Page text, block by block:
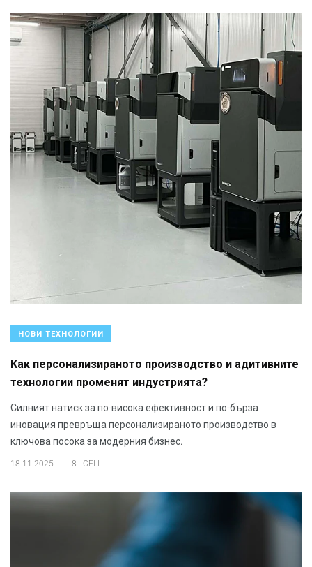
НОВИ ТЕХНОЛОГИИ
Как персонализираното производство и адитивните
технологии променят индустрията?
Силният натиск за по-висока ефективност и по-бърза
иновация превръща персонализираното производство в
ключова посока за модерния бизнес.
18.11.2025 8 - CELL